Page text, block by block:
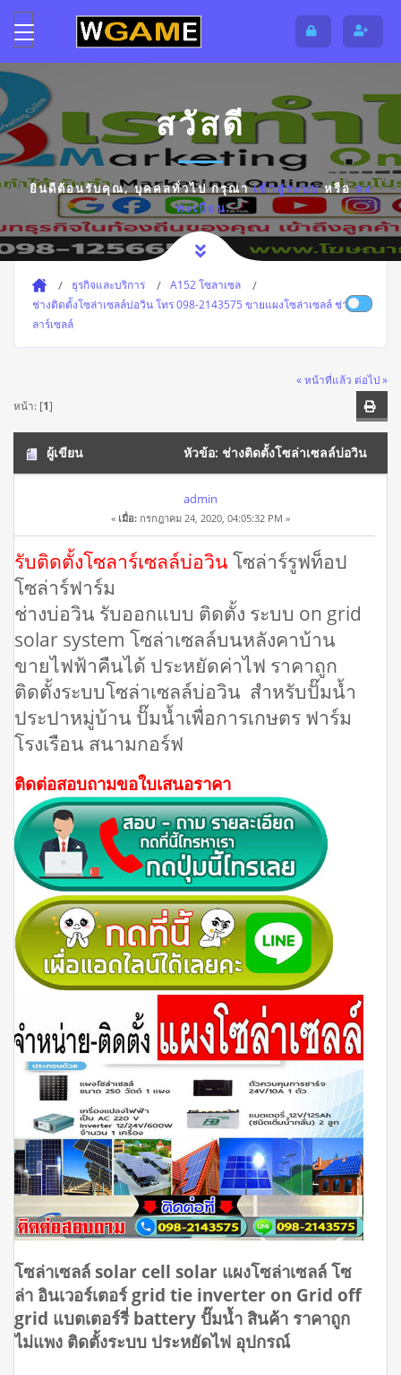
สวัสดี
ยินดีต้อนรับคุณ,บุคคลทั่วไปกรุณาเข้าสู่ระบบหรือลง
ทะเบียน
ธุรกิจและบริการ
A152 โซลาเซล
ช่างติดตั้งโซล่าเซลล์บ่อวิน โทร 098-2143575 ขายแผงโซล่าเซลล์ ช่างโซ
ลาร์เซลล์
« หน้าที่แล้ว ต่อไป »
หน้า: [1]
ผู้เขียน หัวข้อ: ช่างติดตั้งโซล่าเซลล์บ่อวิน
โทร 098-2143575 ขายแผงโซล่าเซลล์ ช่างโซลาร์เซลล์ (อ่าน
20118 ครั้ง)
admin
« เมื่อ: กรกฎาคม 24, 2020, 04:05:32 PM »
รับติดตั้งโซลาร์เซลล์บ่อวิน โซล่าร์รูฟท็อป
โซล่าร์ฟาร์ม
ช่างบ่อวิน รับออกแบบ ติดตั้ง ระบบ on grid
solar system โซล่าเซลล์บนหลังคาบ้าน
ขายไฟฟ้าคืนได้ ประหยัดค่าไฟ ราคาถูก
ติดตั้งระบบโซล่าเซลล์บ่อวิน สำหรับปั๊มน้ำ
ประปาหมู่บ้าน ปั๊มน้ำเพื่อการเกษตร ฟาร์ม
โรงเรือน สนามกอร์ฟ
ติดต่อสอบถามขอใบเสนอราคา
โซล่าเซลล์ solar cell solar แผงโซล่าเซลล์ โซ
ล่า อินเวอร์เตอร์ grid tie inverter on Grid off
grid แบตเตอร์รี่ battery ปั๊มน้ำ สินค้า ราคาถูก
ไม่แพง ติดตั้งระบบ ประหยัดไฟ อุปกรณ์